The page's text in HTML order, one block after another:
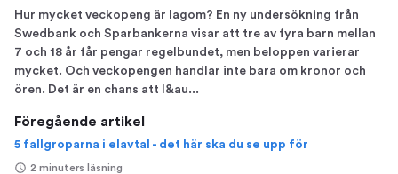
Hur mycket veckopeng är lagom? En ny undersökning från
Swedbank och Sparbankerna visar att tre av fyra barn mellan
7 och 18 år får pengar regelbundet, men beloppen varierar
mycket. Och veckopengen handlar inte bara om kronor och
ören. Det är en chans att l&au...
Föregående artikel
5 fallgroparna i elavtal - det här ska du se upp för
2 minuters läsning